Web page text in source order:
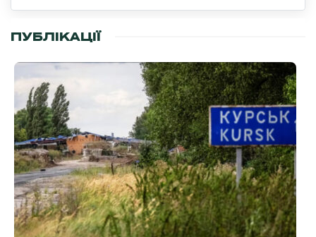
ПУБЛІКАЦІЇ